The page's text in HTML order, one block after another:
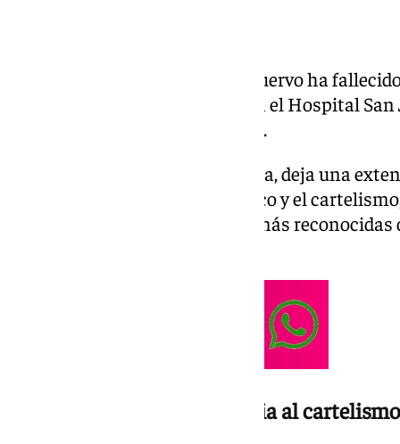
El pintor y diseñador Manolo Cuervo ha
de varias semanas ingresado en el Hospital
Bormujos, a causa de un cáncer.
El artista, nacido en Isla Cristina, deja una
contemporáneo, el diseño gráfico y el
convirtió en una de las figuras más
De los paisajes de su infancia al